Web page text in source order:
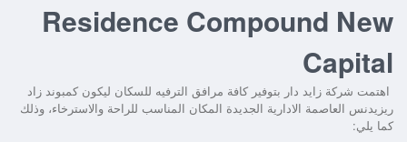
Residence Compound New
Capital
اهتمت شركة زايد دار بتوفير كافة مرافق الترفيه للسكان ليكون كمبوند زاد
ريزيدنس العاصمة الادارية الجديدة المكان المناسب للراحة والاسترخاء، وذلك
كما يلي: